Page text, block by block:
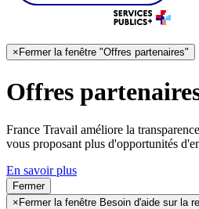
× Fermer la fenêtre "Offres partenaires"
Offres
France Travail améliore la
vous proposant plus d'opportunités
En savoir plus
Fermer
× Fermer la fenêtre Besoin d'aide sur la